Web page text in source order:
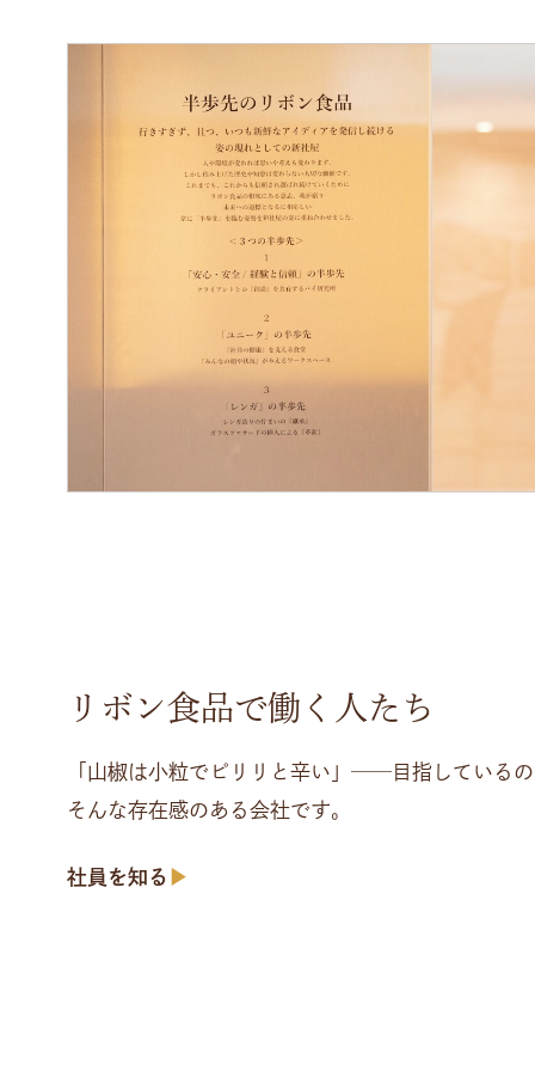
リボン食品で働く人たち
「山椒は小粒でピリリと辛い」──目指している
そんな存在感のある会社です。
社員を知る